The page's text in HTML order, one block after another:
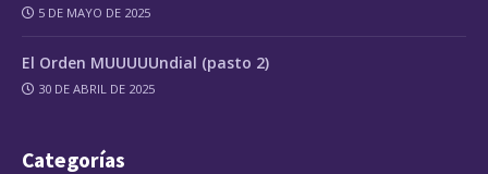
5 DE MAYO DE 2025
El Orden MUUUUUndial (pasto 2)
30 DE ABRIL DE 2025
Categorías